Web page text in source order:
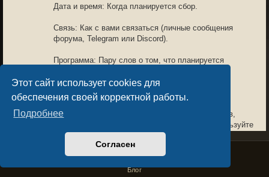
Этот сайт использует cookies для
обеспечения своей корректной работы.
Подробнее
Согласен
Дата и время: Когда планируется сбор.
Связь: Как с вами связаться (личные сообщения
форума, Telegram или Discord).
Программа: Пару слов о том, что планируется
знакомство).
В разделе запрещено:
Публикация личных данных (номеров телефонов,
домашних адресов) в открытом доступе - используйте
личные сообщения.
Темы, не связанные с организацией встреч или поиском
игроков в реальном мире.
Privacy PolicyLicense Agreement
Copyright © Sacralium Games 2023-
Блог